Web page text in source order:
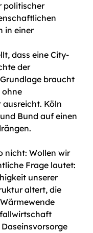
politischer
in einer
dass eine City-
der
braucht
ohne
Köln
Bund auf einen
nicht: Wollen wir
Frage lautet:
unserer
altert, die